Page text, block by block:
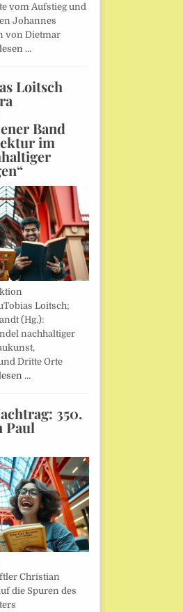
vom Aufstieg und
Johannes
von Dietmar
…
Loitsch
Band
im
Loitsch;
(Hg.):
nachhaltiger
Dritte Orte
…
350.
Paul
Christian
die Spuren des